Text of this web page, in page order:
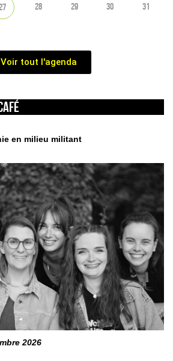
28 29 30 31
Voir tout l'agenda
en milieu militant
2026